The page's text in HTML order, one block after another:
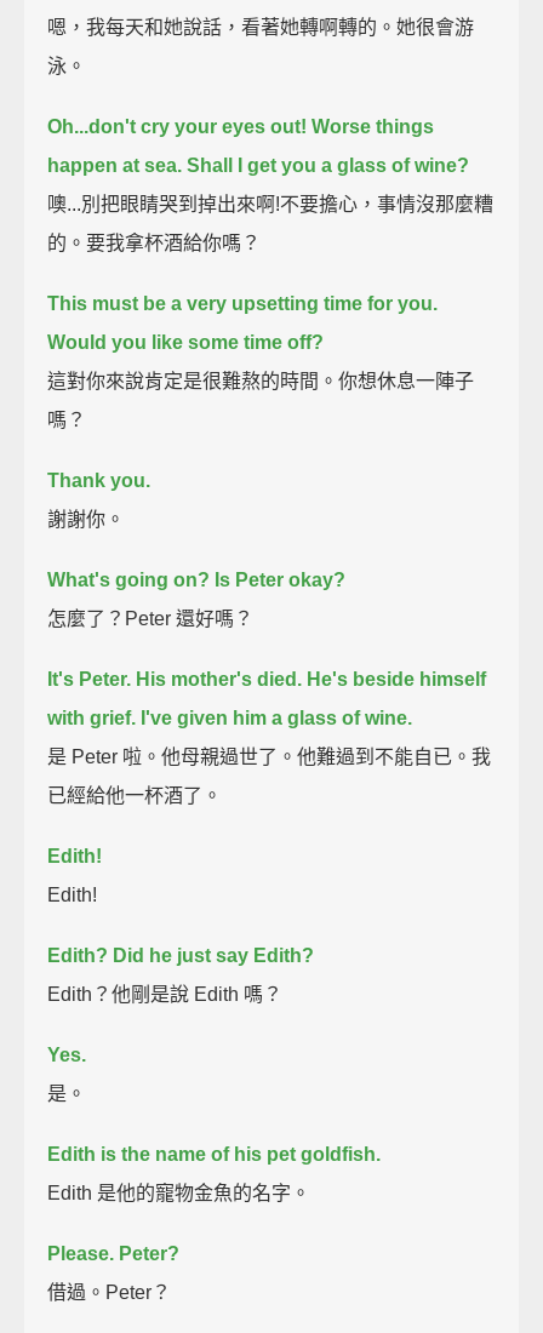
嗯，我每天和她說話，看著她轉啊轉的。她很會游
泳。
Oh...don't cry your eyes out! Worse things
happen at sea. Shall I get you a glass of wine?
噢...別把眼睛哭到掉出來啊!不要擔心，事情沒那麼糟
的。要我拿杯酒給你嗎？
This must be a very upsetting time for you.
Would you like some time off?
這對你來說肯定是很難熬的時間。你想休息一陣子
嗎？
Thank you.
謝謝你。
What's going on? Is Peter okay?
怎麼了？Peter 還好嗎？
It's Peter. His mother's died. He's beside himself
with grief. I've given him a glass of wine.
是 Peter 啦。他母親過世了。他難過到不能自已。我
已經給他一杯酒了。
Edith!
Edith!
Edith? Did he just say Edith?
Edith？他剛是說 Edith 嗎？
Yes.
是。
Edith is the name of his pet goldfish.
Edith 是他的寵物金魚的名字。
Please. Peter?
借過。Peter？